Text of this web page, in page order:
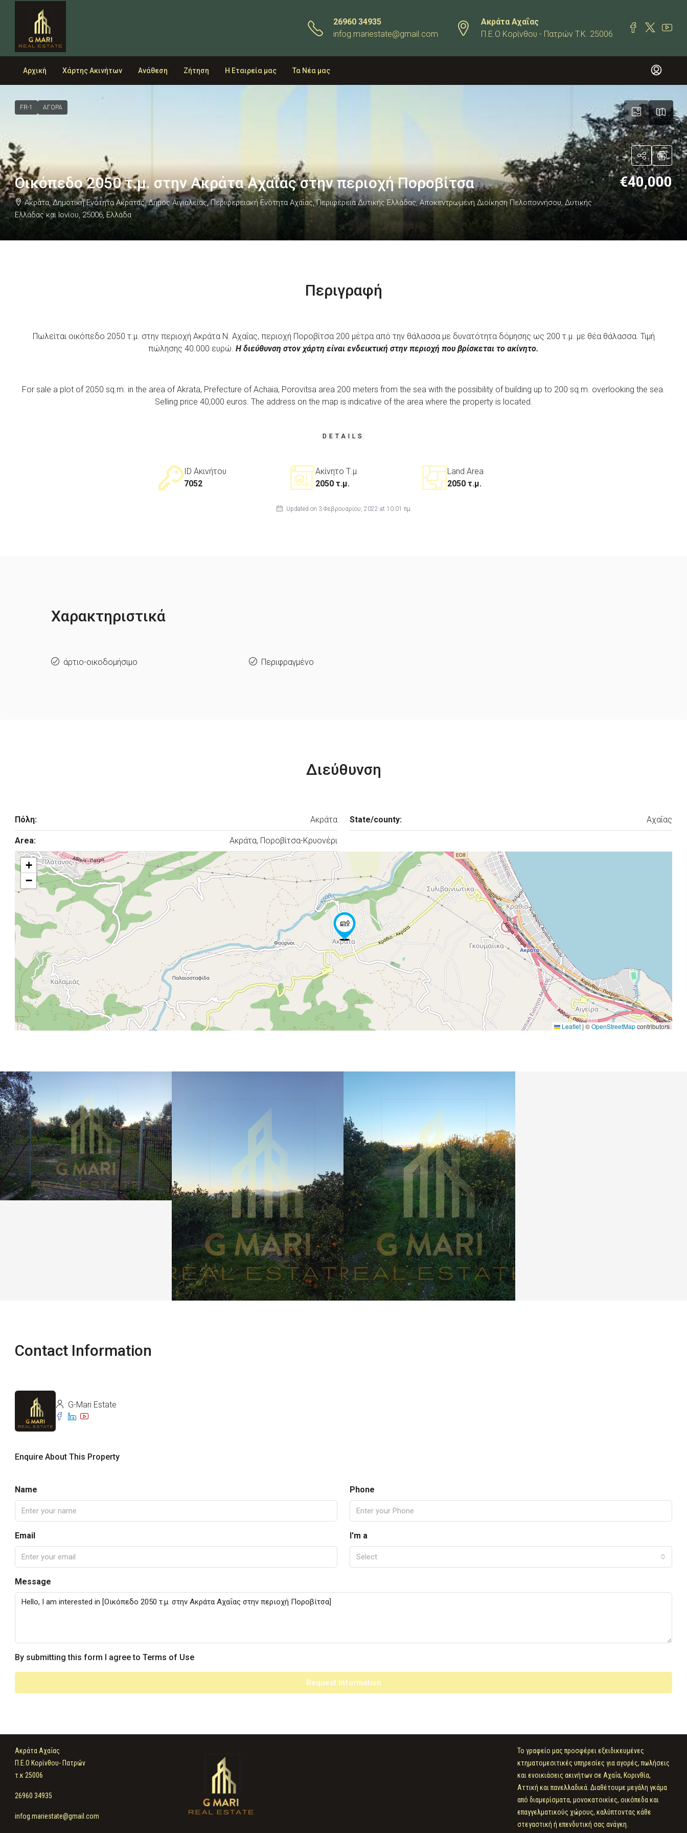
26960 34935
infog.mariestate@gmail.com
Ακράτα Αχαΐας
Π.Ε.Ο Κορίνθου - Πατρών T.K. 25006
Αρχική Χάρτης Ακινήτων Ανάθεση Ζήτηση Η Εταιρεία μας Τα Νέα μας
FR-1 ΑΓΟΡΑ
Οικόπεδο 2050 τ.μ. στην Ακράτα Αχαΐας στην περιοχή Ποροβίτσα
Ακράτα, Δημοτική Ενότητα Ακράτας, Δήμος Αιγιαλείας, Περιφερειακή Ενότητα Αχαΐας, Περιφέρεια Δυτικής Ελλάδας, Αποκεντρωμένη Διοίκηση Πελοποννήσου, Δυτικής
Ελλάδας και Ιονίου, 25006, Ελλάδα
€40,000
Περιγραφή
Πωλείται οικόπεδο 2050 τ.μ. στην περιοχή Ακράτα Ν. Αχαΐας, περιοχή Ποροβίτσα 200 μέτρα από την θάλασσα με δυνατότητα δόμησης ως 200 τ.μ. με θέα θάλασσα. Τιμή
πώλησης 40.000 ευρώ. Η διεύθυνση στον χάρτη είναι ενδεικτική στην περιοχή που βρίσκεται το ακίνητο.
For sale a plot of 2050 sq.m. in the area of ​​Akrata, Prefecture of Achaia, Porovitsa area 200 meters from the sea with the possibility of building up to 200 sq.m. overlooking the sea.
Selling price 40,000 euros. The address on the map is indicative of the area where the property is located.
DETAILS
ID Ακινήτου
7052
Ακίνητο Τ.μ
2050 τ.μ.
Land Area
2050 τ.μ.
Updated on 3 Φεβρουαρίου, 2022 at 10:01 πμ
Χαρακτηριστικά
άρτιο-οικοδομήσιμο Περιφραγμένο
Διεύθυνση
Πόλη: Ακράτα State/county: Αχαΐας
Area: Ακράτα, Ποροβίτσα-Κρυονέρι
+
−
Leaflet |©OpenStreetMapcontributors
Contact Information
G-Mari Estate
Enquire About This Property
Name Phone
Email I'm a
Select
Message
By submitting this form I agree to Terms of Use
Request Information
Ακράτα Αχαΐας
Π.Ε.Ο Κορίνθου- Πατρών
τ.κ 25006
26960 34935
infog.mariestate@gmail.com
Το γραφείο μας προσφέρει εξειδικευμένες
κτηματομεσιτικές υπηρεσίες για αγορές, πωλήσεις
και ενοικιάσεις ακινήτων σε Αχαΐα, Κορινθία,
Αττική και πανελλαδικά. Διαθέτουμε μεγάλη γκάμα
από διαμερίσματα, μονοκατοικίες, οικόπεδα και
επαγγελματικούς χώρους, καλύπτοντας κάθε
στεγαστική ή επενδυτική σας ανάγκη.